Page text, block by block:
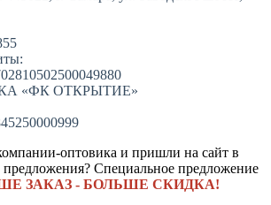
«ФК ОТКРЫТИЕ»
оптовика и пришли на сайт в
Специальное предложение
ЗАКАЗ - БОЛЬШЕ СКИДКА!